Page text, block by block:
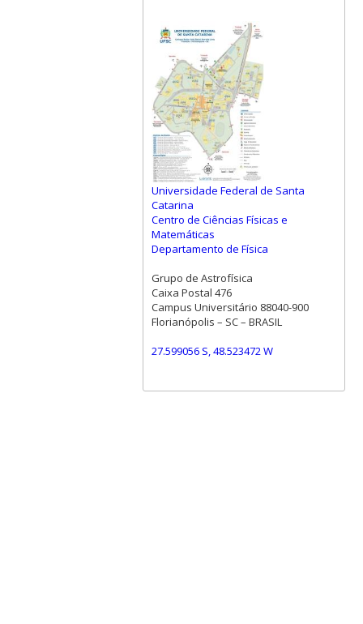
Universidade Federal de Santa
Catarina
Centro de Ciências Físicas e
Matemáticas
Departamento de Física
Grupo de Astrofísica
Caixa Postal 476
Campus Universitário 88040-900
Florianópolis – SC – BRASIL
27.599056 S, 48.523472 W